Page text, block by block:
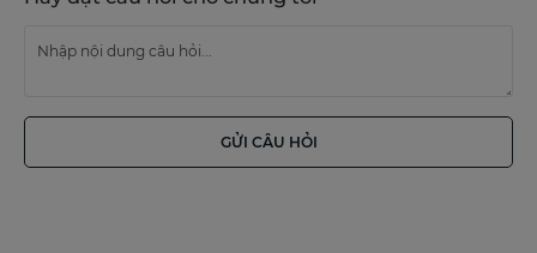
GỬI CÂU HỎI